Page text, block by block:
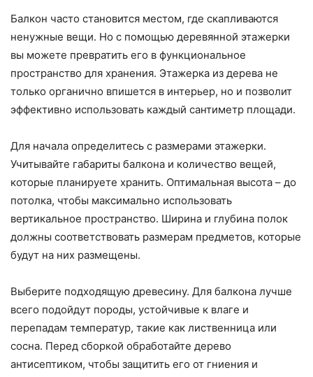
Балкон часто становится местом, где скапливаются
ненужные вещи. Но с помощью деревянной этажерки
вы можете превратить его в функциональное
пространство для хранения. Этажерка из дерева не
только органично впишется в интерьер, но и позволит
эффективно использовать каждый сантиметр площади.
Для начала определитесь с размерами этажерки.
Учитывайте габариты балкона и количество вещей,
которые планируете хранить. Оптимальная высота – до
потолка, чтобы максимально использовать
вертикальное пространство. Ширина и глубина полок
должны соответствовать размерам предметов, которые
будут на них размещены.
Выберите подходящую древесину. Для балкона лучше
всего подойдут породы, устойчивые к влаге и
перепадам температур, такие как лиственница или
сосна. Перед сборкой обработайте дерево
антисептиком, чтобы защитить его от гниения и